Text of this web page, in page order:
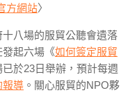
方網站〉
八場的服貿公聽會遺落
起六場《如何簽定服貿
於23日舉辦，預計每週
報導 。關心服貿的NPO夥